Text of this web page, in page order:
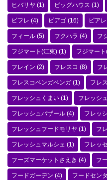
ヒバリヤ (1) ビッグハウス (1)
ビフレ (4) ピアゴ (16) ピア
フィール (5) フクハラ (4) フ
フジマート(江東) (1) フジマー
フレイン (2) フレスコ (8) フ
フレスコベンガベンガ (1) フレ
フレッシュくまい (1) フレッシ
フレッシュバザール (4) フレッ
フレッシュフードモリヤ (1) フ
フレッシュマルシェ (1) フレッ
フーズマーケットさえき (4) フ
フードガーデン (4) フードセン